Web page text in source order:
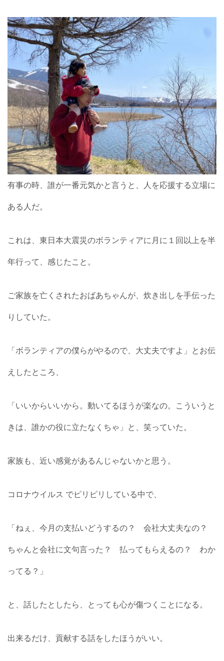
有事の時、誰が一番元気かと言うと、人を応援する立場に
ある人だ。
これは、東日本大震災のボランティアに月に１回以上を半
年行って、感じたこと。
ご家族を亡くされたおばあちゃんが、炊き出しを手伝った
りしていた。
「ボランティアの僕らがやるので、大丈夫ですよ」とお伝
えしたところ、
「いいからいいから。動いてるほうが楽なの。こういうと
きは、誰かの役に立たなくちゃ」と、笑っていた。
家族も、近い感覚があるんじゃないかと思う。
コロナウイルス でピリピリしている中で、
「ねぇ、今月の支払いどうするの？ 会社大丈夫なの？
ちゃんと会社に文句言った？ 払ってもらえるの？ わか
ってる？」
と、話したとしたら、とっても心が傷つくことになる。
出来るだけ、貢献する話をしたほうがいい。